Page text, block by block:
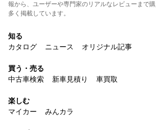
報から、ユーザーや専門家のリアルなレビューまで
多く掲載しています。
知る
カタログ
ニュース オリジナル記事
買う・売る
中古車検索
新車見積り 車買取
楽しむ
マイカー
みんカラ